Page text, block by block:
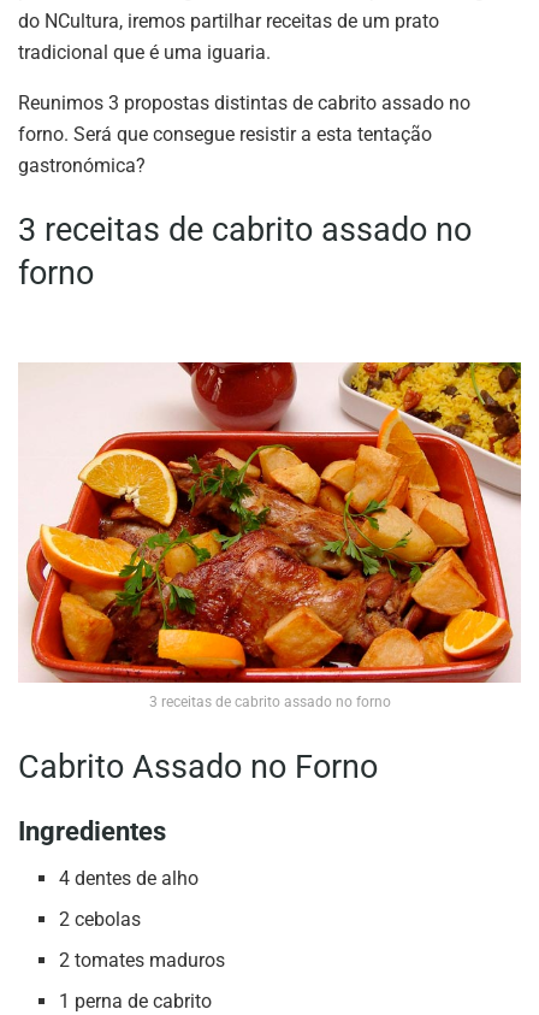
do NCultura, iremos partilhar receitas de um prato
tradicional que é uma iguaria.
Reunimos 3 propostas distintas de cabrito assado no
forno. Será que consegue resistir a esta tentação
gastronómica?
3 receitas de cabrito assado no
forno
3 receitas de cabrito assado no forno
Cabrito Assado no Forno
Ingredientes
4 dentes de alho
2 cebolas
2 tomates maduros
1 perna de cabrito